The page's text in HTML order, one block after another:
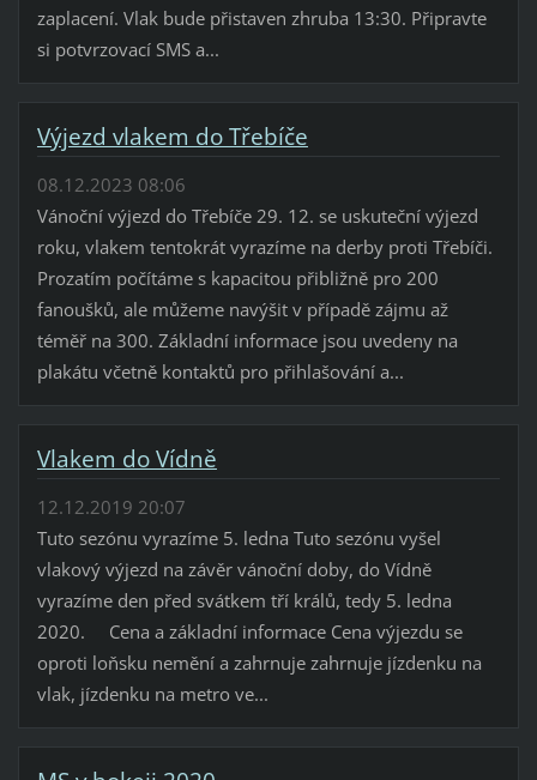
zaplacení. Vlak bude přistaven zhruba 13:30. Připravte
si potvrzovací SMS a...
Výjezd vlakem do Třebíče
08.12.2023 08:06
Vánoční výjezd do Třebíče 29. 12. se uskuteční výjezd
roku, vlakem tentokrát vyrazíme na derby proti Třebíči.
Prozatím počítáme s kapacitou přibližně pro 200
fanoušků, ale můžeme navýšit v případě zájmu až
téměř na 300. Základní informace jsou uvedeny na
plakátu včetně kontaktů pro přihlašování a...
Vlakem do Vídně
12.12.2019 20:07
Tuto sezónu vyrazíme 5. ledna Tuto sezónu vyšel
vlakový výjezd na závěr vánoční doby, do Vídně
vyrazíme den před svátkem tří králů, tedy 5. ledna
2020. Cena a základní informace Cena výjezdu se
oproti loňsku nemění a zahrnuje zahrnuje jízdenku na
vlak, jízdenku na metro ve...